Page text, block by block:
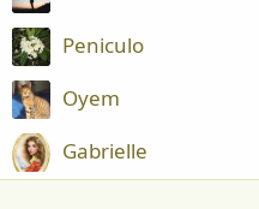
Peniculo
Oyem
Gabrielle